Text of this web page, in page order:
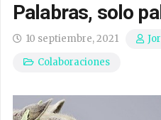
Palabras, solo
10 septiembre, 2021
Colaboraciones